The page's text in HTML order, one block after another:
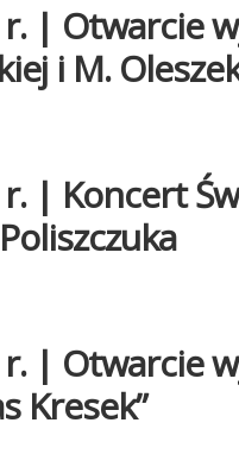
r. | Otwarcie
i M.
r. | Koncert
r. | Otwarcie
Kresek”